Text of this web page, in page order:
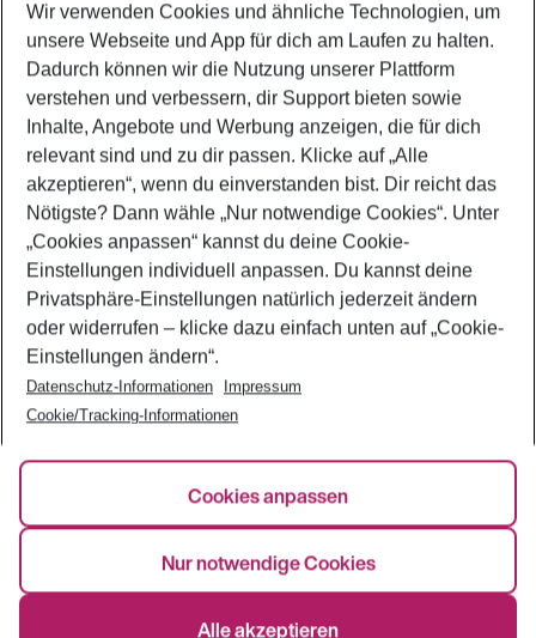
Häufig besuchte Seiten
Über uns
Partner & Angebote
Beliebte Verbindungen
Rechtliche Informationen
Sitemap
ABB Entgeltordnung
Datenschutz
Cookie-Einstellungen ändern
Impressum
Nutzungsbestimmungen
Passagierrechte Israel
Passagierrechte Saudi-Arabien
Erklärung zur Barrierefreiheit
* Basic-Tarif, soweit nicht anders gekennzeichnet – es entstehen Zuschläge
bei Gepäckaufgabe und Flughafen Check-in. Preis pro Flugstrecke und
Person. Begrenzte Sitzplatzkontingente.
Wir verwenden Cookies und ähnliche Technologien, um
unsere Webseite und App für dich am Laufen zu halten.
Dadurch können wir die Nutzung unserer Plattform
verstehen und verbessern, dir Support bieten sowie
Inhalte, Angebote und Werbung anzeigen, die für dich
relevant sind und zu dir passen. Klicke auf„Alle
akzeptieren“, wenn du einverstanden bist. Dir reicht das
Nötigste? Dann wähle „Nur notwendige Cookies“. Unter
„Cookies anpassen“ kannst du deine Cookie-
Einstellungen individuell anpassen. Du kannst deine
Privatsphäre-Einstellungen natürlich jederzeit ändern
oder widerrufen – klicke dazu einfach unten auf„Cookie-
Einstellungen ändern“.
Datenschutz-Informationen
Impressum
Cookie/Tracking-Informationen
Cookies anpassen
Nur notwendige Cookies
Alle akzeptieren